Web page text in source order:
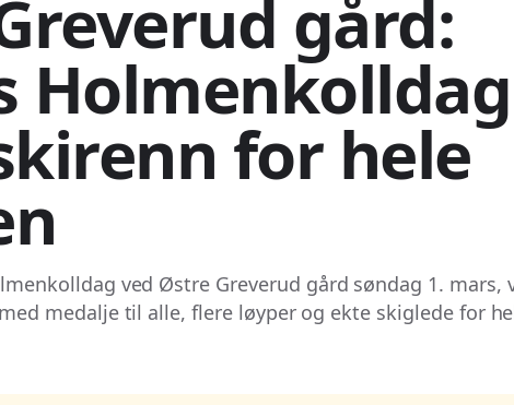
gård:
for hele
ved Østre Greverud gård søndag 1. mars,
medalje til alle, flere løyper og ekte skiglede for